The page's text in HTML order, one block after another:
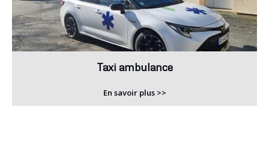
Taxi ambulance
En savoir plus >>